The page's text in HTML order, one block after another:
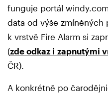
funguje portál
data od výše zmíněných
k vrstvě Fire Alarm si
(zde odkaz i zapnutými
ČR).
A konkrétně po